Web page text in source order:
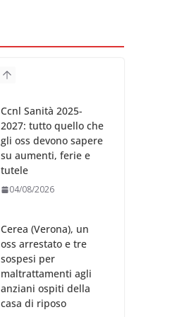
Ccnl Sanità 2025-
2027: tutto quello che
gli oss devono sapere
su aumenti, ferie e
tutele
04/08/2026
Cerea (Verona), un
oss arrestato e tre
sospesi per
maltrattamenti agli
anziani ospiti della
casa di riposo